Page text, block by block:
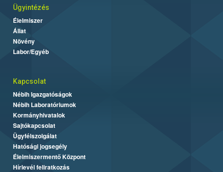
Ügyintézés
Élelmiszer
Állat
Növény
Labor/Egyéb
Kapcsolat
Nébih Igazgatóságok
Nébih Laboratóriumok
Kormányhivatalok
Sajtókapcsolat
Ügyfélszolgálat
Hatósági jogsegély
Élelmiszermentő Központ
Hírlevél feliratkozás